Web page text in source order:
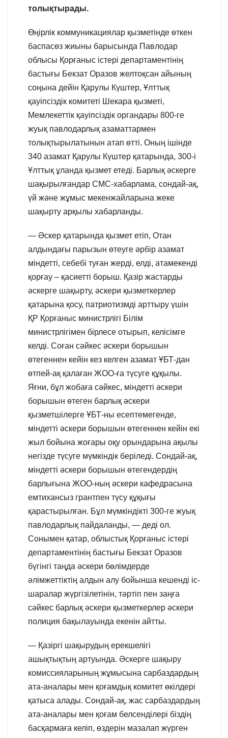
толықтырады.
Өңірлік коммуникациялар қызметінде өткен
баспасөз жиыны барысында Павлодар
облысы Қорғаныс істері департаментінің
бастығы Бекзат Оразов желтоқсан айының
соңына дейін Қарулы Күштер, Ұлттық
қауіпсіздік комитеті Шекара қызметі,
Мемлекеттік қауіпсіздік органдары 800-ге
жуық павлодарлық азаматтармен
толықтырылатынын атап өтті. Оның ішінде
340 азамат Қарулы Күштер қатарында, 300-і
Ұлттық ұланда қызмет етеді. Барлық әскерге
шақырылғандар СМС-хабарлама, сондай-ақ,
үй және жұмыс мекенжайларына жеке
шақырту арқылы хабарланды.
— Әскер қатарында қызмет етіп, Отан
алдындағы парызын өтеуге әрбір азамат
міндетті, себебі туған жерді, елді, атамекенді
қорғау – қасиетті борыш. Қазір жастарды
әскерге шақырту, әскери қызметкерлер
қатарына қосу, патриотизмді арттыру үшін
ҚР Қорғаныс министрлігі Білім
министрлігімен бірлесе отырып, келісімге
келді. Соған сәйкес әскери борышын
өтегеннен кейін кез келген азамат ҰБТ-дан
өтпей-ақ қалаған ЖОО-ға түсуге құқылы.
Яғни, бұл жобаға сәйкес, міндетті әскери
борышын өтеген барлық әскери
қызметшілерге ҰБТ-ны есептемегенде,
міндетті әскери борышын өтегеннен кейін екі
жыл бойына жоғары оқу орындарына ақылы
негізде түсуге мүмкіндік беріледі. Сондай-ақ,
міндетті әскери борышын өтегендердің
барлығына ЖОО-ның әскери кафедрасына
емтихансыз грантпен түсу құқығы
қарастырылған. Бұл мүмкіндікті 300-ге жуық
павлодарлық пайдаланды, — деді ол.
Сонымен қатар, облыстық Қорғаныс істері
департаментінің бастығы Бекзат Оразов
бүгінгі таңда әскери бөлімдерде
әлімжеттіктің алдын алу бойынша кешенді іс-
шаралар жүргізілетінін, тәртіп пен заңға
сәйкес барлық әскери қызметкерлер әскери
полиция бақылауында екенін айтты.
— Қазіргі шақырудың ерекшелігі
ашықтықтың артуында. Әскерге шақыру
комиссияларының жұмысына сарбаздардың
ата-аналары мен қоғамдық комитет өкілдері
қатыса алады. Сондай-ақ, жас сарбаздардың
ата-аналары мен қоғам белсенділері біздің
басқармаға келіп, өздерін мазалап жүрген